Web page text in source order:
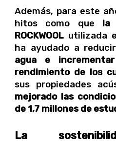
Además, para este
hitos como que la
ROCKWOOL utilizada
ha ayudado a
agua e
rendimiento de los
sus propiedades
mejorado las
de 1,7 millones de
La